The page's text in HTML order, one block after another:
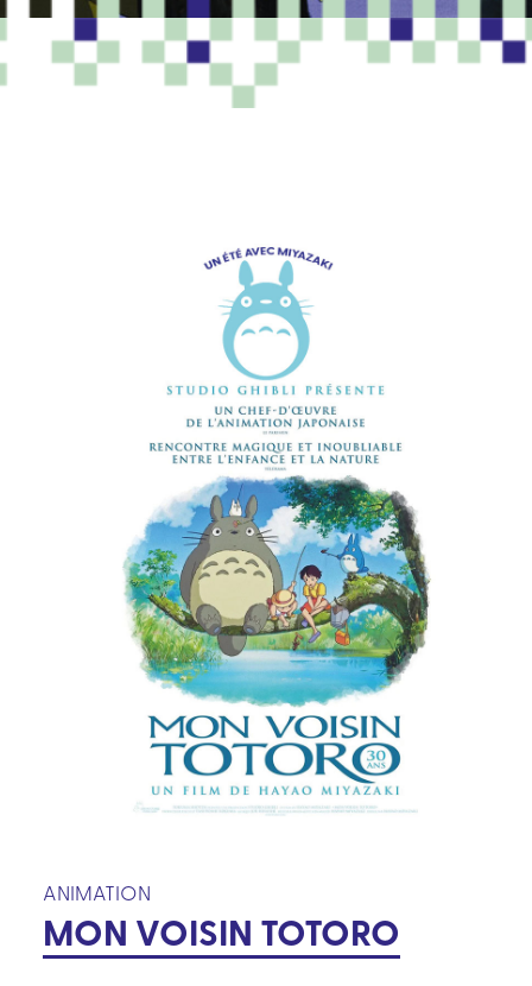
ANIMATION
MON VOISIN TOTORO